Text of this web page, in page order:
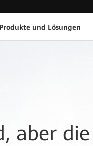
Produkte und Lösungen
aber